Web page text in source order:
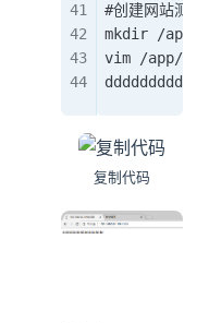
#创建网站测试
mkdir /app/
vim /app/
复制代码